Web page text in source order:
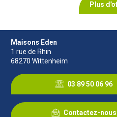
Plus
Maisons Eden
1 rue de Rhin
68270 Wittenheim
03 89 50 06 96
Contactez-nous